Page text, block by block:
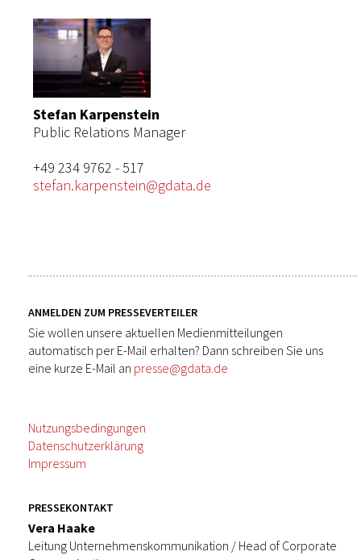
Stefan Karpenstein
Public Relations Manager
+49 234 9762 - 517
stefan.karpenstein@gdata.de
ANMELDEN ZUM PRESSEVERTEILER
Sie wollen unsere aktuellen Medienmitteilungen
automatisch per E-Mail erhalten? Dann schreiben Sie uns
eine kurze E-Mail an presse@gdata.de
Nutzungsbedingungen
Datenschutzerklärung
Impressum
PRESSEKONTAKT
Vera Haake
Leitung Unternehmenskommunikation / Head of Corporate